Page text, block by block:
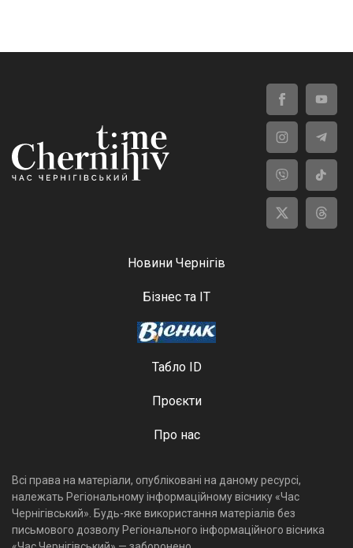
Новини Чернігів
Бізнес та ІТ
Табло ID
Проєкти
Про нас
Всі права на матеріали, опубліковані на даному ресурсі,
належать Регіональному інформаційному віснику «Час
Чернігівський». Будь-яке використання матеріалів без
письмового дозволу Регіонального інформаційного вісника